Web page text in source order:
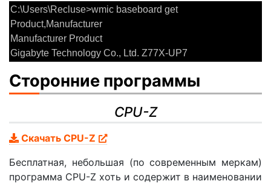
C:\Users\Recluse>wmic baseboard get
Product,Manufacturer
Manufacturer Product
Gigabyte Technology Co., Ltd. Z77X-UP7
Сторонние программы
CPU-Z
Скачать CPU-Z
Бесплатная, небольшая (по современным меркам)
программа CPU-Z хоть и содержит в наименовании